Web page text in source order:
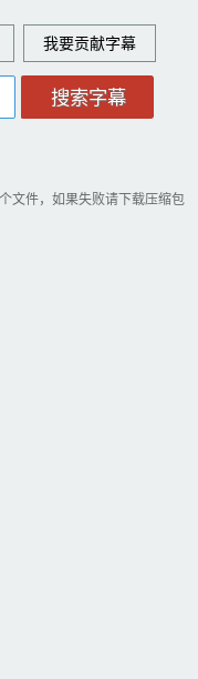
贡献字幕
文件，如果失败请下载压缩包